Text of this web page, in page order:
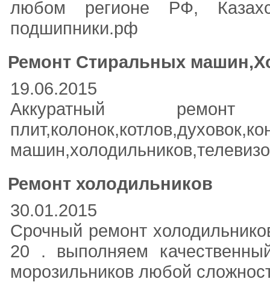
любом регионе РФ,
подшипники.рф
Ремонт Стиральных
19.06.2015
Аккуратный
Ремонт холодильников
30.01.2015
Срочный ремонт
20 . выполняем
морозильников любой